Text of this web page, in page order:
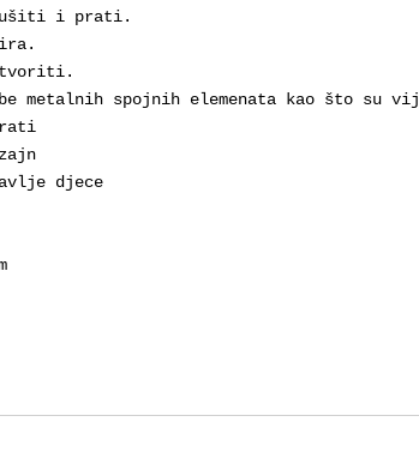
i prati.
metalnih spojnih elemenata kao što
Sirovina pogodna za zdravlje djece